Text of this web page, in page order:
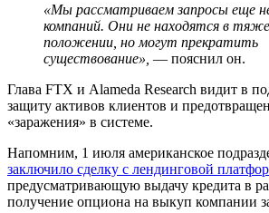
«Мы рассматриваем запросы еще
компаний. Они не находятся в
положении, но могут прекратить
существование», — пояснил он.
Глава FTX и Alameda Research видит в
защиту активов клиентов и
«заражения» в системе.
Напомним, 1 июля американское
заключило сделку с лендинговой
предусматривающую выдачу кредита в
получение опциона на выкуп компании